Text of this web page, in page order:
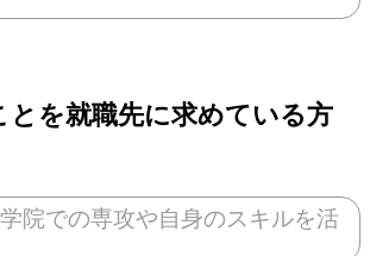
とを就職先に求めている方
院での専攻や自身のスキルを活